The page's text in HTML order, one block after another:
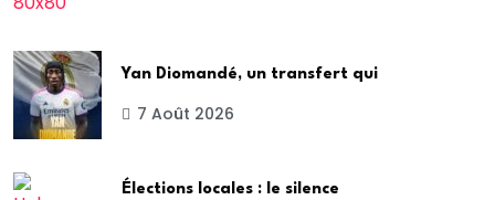
Yan Diomandé, un transfert qui
7 Août 2026
Élections locales : le silence